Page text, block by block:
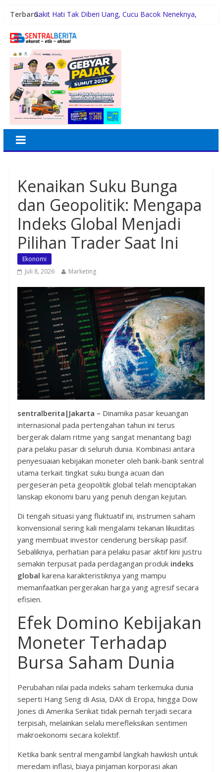
Terbaru:Sakit Hati Tak Diberi Uang, Cucu Bacok Neneknya,
Malam Minggu Bersama Warga Medan Tembung, Rico
Dayang Nan Tujuh Menggetarkan Gedung Kesenian
Jakarta
PTPN Group melalui PTPN IV Regional VII Dukung
Peningkatan Kompetensi Aparatur Perkebunan Lewat
Pelatihan Avenza Maps di Way Kanan
42 Wartawan Berlaga di Turnamen Catur GRIB Jaya
Labuhanbatu
Kenaikan Suku Bunga
dan Geopolitik: Mengapa
Indeks Global Menjadi
Pilihan Trader Saat Ini
Ekonomi
Juli 8, 2026
Marketing
sentralberita|Jakarta – Dinamika pasar keuangan
internasional pada pertengahan tahun ini terus
bergerak dalam ritme yang sangat menantang bagi
para pelaku pasar di seluruh dunia. Kombinasi antara
penyesuaian kebijakan moneter oleh bank-bank sentral
utama terkait tingkat suku bunga acuan dan
pergeseran peta geopolitik global telah menciptakan
lanskap ekonomi baru yang penuh dengan kejutan.
Di tengah situasi yang fluktuatif ini, instrumen saham
konvensional sering kali mengalami tekanan likuiditas
yang membuat investor cenderung bersikap pasif.
Sebaliknya, perhatian para pelaku pasar aktif kini justru
semakin terpusat pada perdagangan produk indeks
global karena karakteristiknya yang mampu
memanfaatkan pergerakan harga yang agresif secara
efisien.
Efek Domino Kebijakan
Moneter Terhadap
Bursa Saham Dunia
Perubahan nilai pada indeks saham terkemuka dunia
seperti Hang Seng di Asia, DAX di Eropa, hingga Dow
Jones di Amerika Serikat tidak pernah terjadi secara
terpisah, melainkan selalu merefleksikan sentimen
makroekonomi secara kolektif.
Ketika bank sentral mengambil langkah hawkish untuk
meredam inflasi, biaya pinjaman korporasi akan